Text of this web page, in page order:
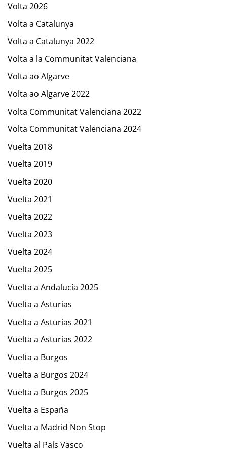
Volta 2026
Volta a Catalunya
Volta a Catalunya 2022
Volta a la Communitat Valenciana
Volta ao Algarve
Volta ao Algarve 2022
Volta Communitat Valenciana 2022
Volta Communitat Valenciana 2024
Vuelta 2018
Vuelta 2019
Vuelta 2020
Vuelta 2021
Vuelta 2022
Vuelta 2023
Vuelta 2024
Vuelta 2025
Vuelta a Andalucía 2025
Vuelta a Asturias
Vuelta a Asturias 2021
Vuelta a Asturias 2022
Vuelta a Burgos
Vuelta a Burgos 2024
Vuelta a Burgos 2025
Vuelta a España
Vuelta a Madrid Non Stop
Vuelta al País Vasco